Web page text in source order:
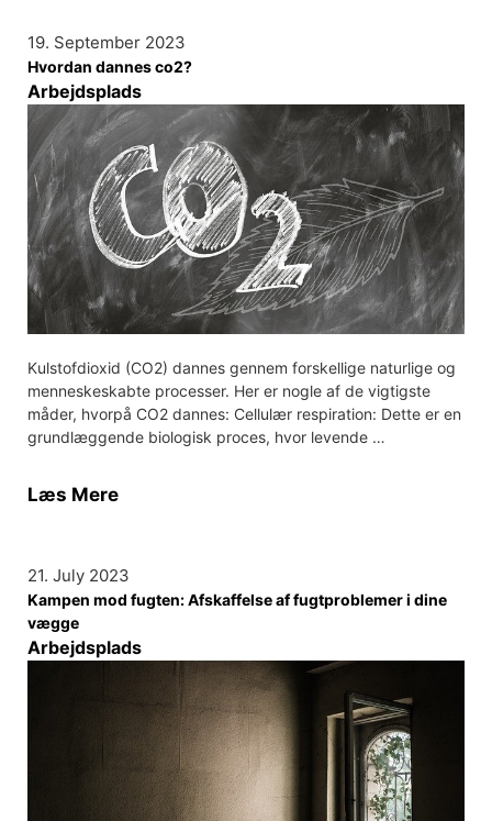
19. September 2023
Hvordan dannes co2?
Arbejdsplads
Kulstofdioxid (CO2) dannes gennem forskellige naturlige og
menneskeskabte processer. Her er nogle af de vigtigste
måder, hvorpå CO2 dannes: Cellulær respiration: Dette er en
grundlæggende biologisk proces, hvor levende …
Læs Mere
21. July 2023
Kampen mod fugten: Afskaffelse af fugtproblemer i dine
vægge
Arbejdsplads